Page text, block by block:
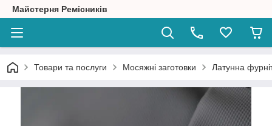
Майстерня Ремісників
Товари та послуги Мосяжні заготовки Латунна